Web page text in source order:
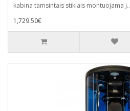
kabina tamsintais stiklais montuojama į..
1,729.50€